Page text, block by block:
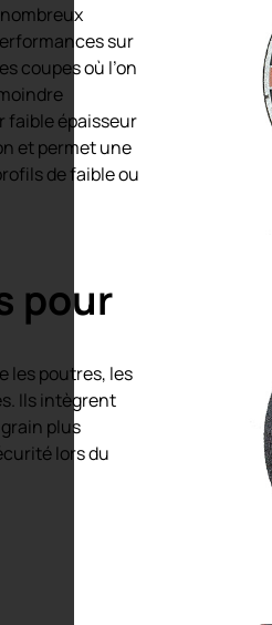
sur
coupes où l’on
faible épaisseur
et permet une
de faible ou
pour
les poutres, les
Ils intègrent
plus
lors du